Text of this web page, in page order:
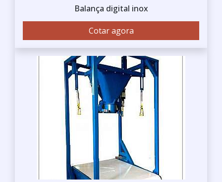
Balança digital inox
Cotar agora